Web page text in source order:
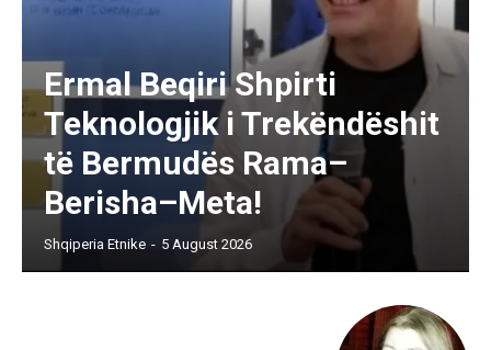
Ermal Beqiri Shpirti
Teknologjik i Trekëndëshit
të Bermudës Rama–
Berisha–Meta!
Shqiperia Etnike - 5 August 2026